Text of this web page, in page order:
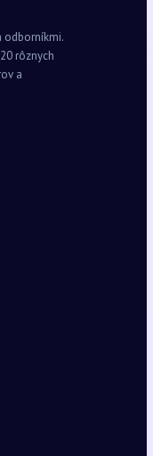
odborníkmi.
rôznych
a